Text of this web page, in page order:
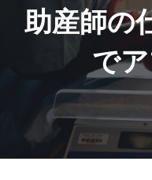
助産師の
で